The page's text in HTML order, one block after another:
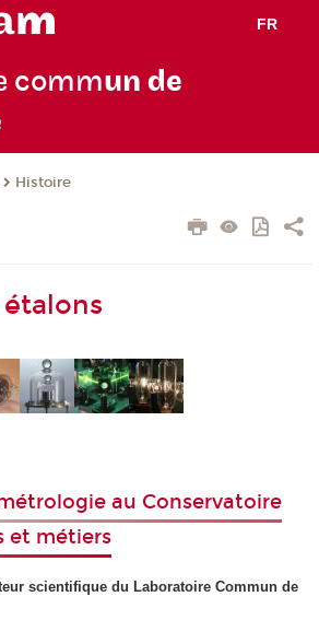
FR
commun de
Histoire
au Conservatoire
et métiers
scientifique du Laboratoire Commun de